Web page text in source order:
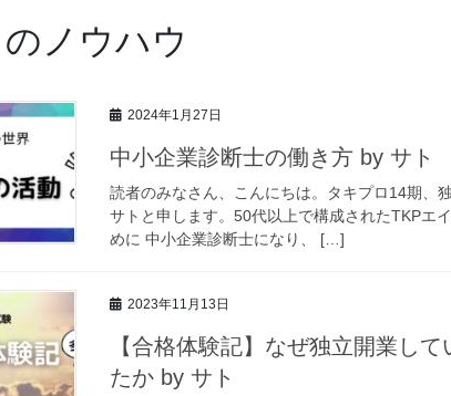
ノウハウ
2024年1月27日
中小企業診断士の働き方 by サト
読者のみなさん、こんにちは。タキプロ14期、
サトと申します。50代以上で構成されたTKPエ
めに 中小企業診断士になり、 […]
2023年11月13日
【合格体験記】なぜ独立開業し
たか by サト